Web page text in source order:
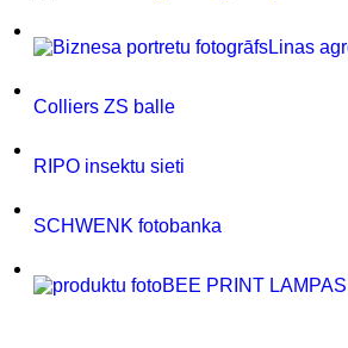
Linas
Colliers ZS balle
RIPO insektu sieti
SCHWENK fotobanka
BEE PRINT LAMPAS